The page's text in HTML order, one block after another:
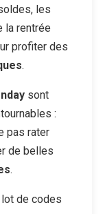
les
la rentrée
profiter des
.
sont
:
pas rater
de belles
.
de codes